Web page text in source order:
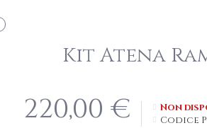
Kit Atena
220,00 €
Non
Codice